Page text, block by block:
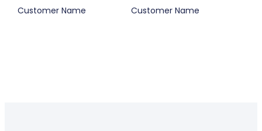
Customer Name
Customer Name